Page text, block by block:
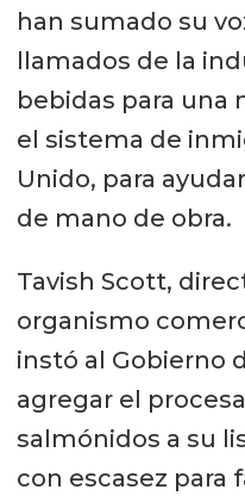
han sumado su
llamados de la
bebidas para una
el sistema de
Unido, para
de mano de obra.
Tavish Scott,
organismo
instó al Gobierno
agregar el
salmónidos a su
con escasez para